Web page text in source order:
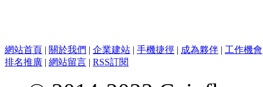
網站首頁 | 關於我們 | 企業建站 | 手機捷徑 | 成為夥伴 | 工作機會
排名推廣 | 網站留言 | RSS訂閱